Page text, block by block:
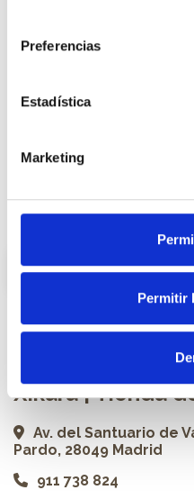
Preferencias
Estadística
Marketing
Permitir
Carpintería a medida
Profesionales
ES
Contacto
Xikara | Tienda
Av. del Santuario de
Pardo, 28049 Madrid
911 738 824